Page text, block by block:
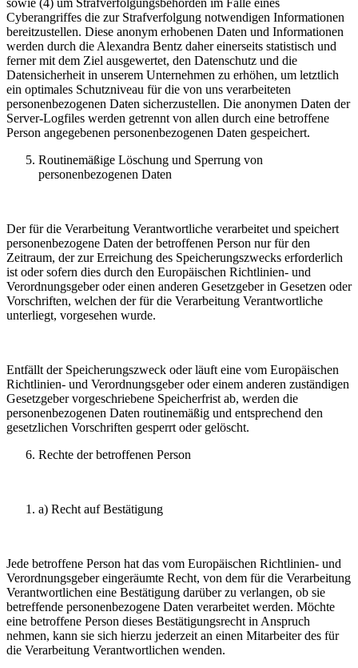
Cyberangriffes die zur Strafverfolgung notwendigen Informationen
bereitzustellen. Diese anonym erhobenen Daten und Informationen
werden durch die Alexandra Bentz daher einerseits statistisch und
ferner mit dem Ziel ausgewertet, den Datenschutz und die
Datensicherheit in unserem Unternehmen zu erhöhen, um letztlich
ein optimales Schutzniveau für die von uns verarbeiteten
personenbezogenen Daten sicherzustellen. Die anonymen Daten der
Server-Logfiles werden getrennt von allen durch eine betroffene
Person angegebenen personenbezogenen Daten gespeichert.
Routinemäßige Löschung und Sperrung von
personenbezogenen Daten
Der für die Verarbeitung Verantwortliche verarbeitet und speichert
personenbezogene Daten der betroffenen Person nur für den
Zeitraum, der zur Erreichung des Speicherungszwecks erforderlich
ist oder sofern dies durch den Europäischen Richtlinien- und
Verordnungsgeber oder einen anderen Gesetzgeber in Gesetzen oder
Vorschriften, welchen der für die Verarbeitung Verantwortliche
unterliegt, vorgesehen wurde.
Entfällt der Speicherungszweck oder läuft eine vom Europäischen
Richtlinien- und Verordnungsgeber oder einem anderen zuständigen
Gesetzgeber vorgeschriebene Speicherfrist ab, werden die
personenbezogenen Daten routinemäßig und entsprechend den
gesetzlichen Vorschriften gesperrt oder gelöscht.
Rechte der betroffenen Person
a) Recht auf Bestätigung
Jede betroffene Person hat das vom Europäischen Richtlinien- und
Verordnungsgeber eingeräumte Recht, von dem für die Verarbeitung
Verantwortlichen eine Bestätigung darüber zu verlangen, ob sie
betreffende personenbezogene Daten verarbeitet werden. Möchte
eine betroffene Person dieses Bestätigungsrecht in Anspruch
nehmen, kann sie sich hierzu jederzeit an einen Mitarbeiter des für
die Verarbeitung Verantwortlichen wenden.